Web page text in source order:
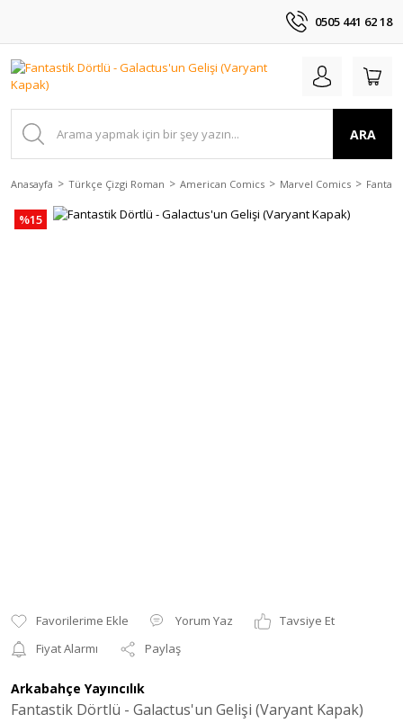
0505 441 62 18
ARA
Anasayfa Türkçe Çizgi Roman American Comics Marvel Comics
%15
Yorum Yaz
Tavsiye Et
Fiyat Alarmı
Paylaş
Arkabahçe Yayıncılık
Fantastik Dörtlü - Galactus'un Gelişi (Varyant Kapak)